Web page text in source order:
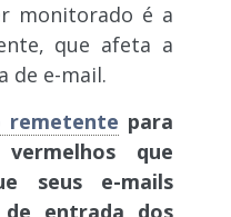
monitorado é a
que afeta a
de e-mail.
remetente para
que
seus e-mails